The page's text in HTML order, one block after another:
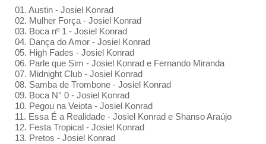
01. Austin - Josiel Konrad
02. Mulher Força - Josiel Konrad
03. Boca nº 1 - Josiel Konrad
04. Dança do Amor - Josiel Konrad
05. High Fades - Josiel Konrad
06. Parle que Sim - Josiel Konrad e Fernando Miranda
07. Midnight Club - Josiel Konrad
08. Samba de Trombone - Josiel Konrad
09. Boca N° 0 - Josiel Konrad
10. Pegou na Veiota - Josiel Konrad
11. Essa É a Realidade - Josiel Konrad e Shanso Araújo
12. Festa Tropical - Josiel Konrad
13. Pretos - Josiel Konrad